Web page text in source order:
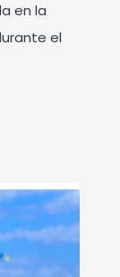
en la
el